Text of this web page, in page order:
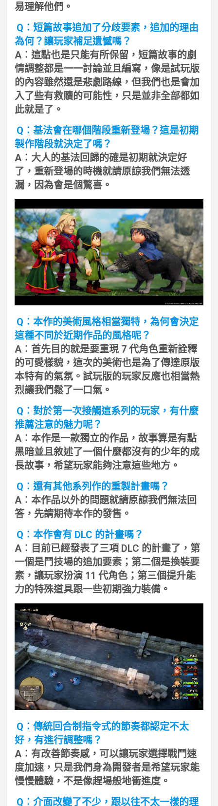
易理解他們。
Q︰短篇故事追加了分歧要素，追加的理由
為何？讓玩家補足遺憾嗎？
A︰這點也是只能有所保留，短篇故事的劇
情調整都是一一討論並且編寫，像是試玩版
的內容雖然還是悲劇路線，但我們也是會加
入了些有救贖的可能性，只是並非全部都如
此就是了。
Q︰基法會在哪個階段重新登場？這是初期
製作階段就決定了嗎？
A︰大人的基法回歸的確是初期就決定好
了，重新登場的時機就請原諒我們無法透
漏，因為會是個驚喜。
Q︰本作的美術風格相當獨特，為何會決定
這種不同於近期作品的風格呢？
A︰首先目的就是要重現 7 代角色重新詮釋
的可愛樣貌，這次的美術也是為了傳達原版
本特有的氣氛。試玩版的玩家反應也相當熱
烈讓我們鬆了一口氣。
Q︰對於第一次接觸這系列的玩家，有什麼
推薦注意的魅力呢？
A︰本作是一款獨立的作品，故事算是有點
黑暗並且敘述了一個什麼都沒有的少年的成
長故事，希望玩家能夠注意這些地方。
Q︰還有其他系列作的重製計畫嗎？
A︰本作品以外的問題就請原諒我們無法回
答，先請期待本作的發售。
Q︰本作會有 DLC 的計畫嗎？
A︰目前已經發表了三項 DLC 的計畫了，第
一個是鬥技場的追加要素；第二個是換裝要
素，讓玩家扮演 11 代角色；第三個提升能
力的特殊道具跟一些初期強力裝備。
Q︰傳統回合制指令式的節奏都認定不太
好，有進行調整嗎？
A︰有改善節奏感，可以讓玩家選擇戰鬥速
度加速，只是我們身為開發者是希望玩家能
慢慢體驗，不是像趕場般地衝進度。
Q︰介面改變了不少，跟以往不太一樣的理